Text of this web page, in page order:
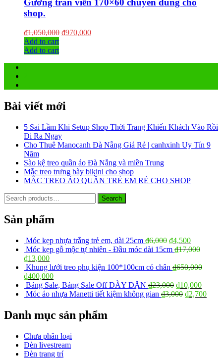
Gương tràn viền 170×60 chuyên dùng cho
shop.
₫1,050,000 ₫970,000
Add to cart
Add to cart
Bài viết mới
5 Sai Lầm Khi Setup Shop Thời Trang Khiến Khách Vào Rồi
Đi Ra Ngay
Cho Thuê Manocanh Đà Nẵng Giá Rẻ | canhxinh Uy Tín 9
Năm
Sào kệ treo quần áo Đà Nẵng và miền Trung
Mắc treo trưng bày bikini cho shop
MẮC TREO ÁO QUẦN TRẺ EM RẺ CHO SHOP
Search
for:
Search
Sản phẩm
Móc kẹp nhựa trắng trẻ em, dài 25cm ₫6,000 ₫4,500
Móc kẹp gỗ mộc tự nhiên - Đầu móc dài 15cm ₫17,000
₫13,000
Khung lưới treo phụ kiện 100*100cm có chân ₫650,000
₫400,000
Bảng Sale, Bảng Sale Off DÀY DẶN ₫23,000 ₫10,000
Móc áo nhựa Manetti tiết kiệm không gian ₫3,000 ₫2,700
Danh mục sản phẩm
Chưa phân loại
Đèn livestream
Đèn trang trí